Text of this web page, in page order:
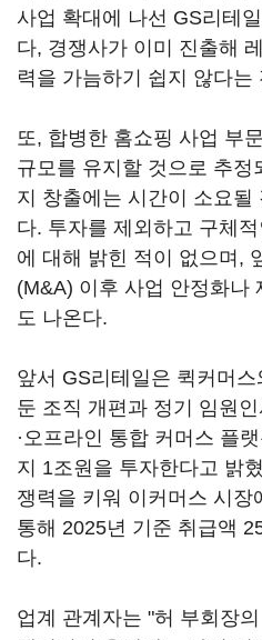
사업 확대에 나선 GS리테
다, 경쟁사가 이미 진출해
력을 가늠하기 쉽지 않다는
또, 합병한 홈쇼핑 사업 부
규모를 유지할 것으로 추정
지 창출에는 시간이 소요될
다. 투자를 제외하고 구체
에 대해 밝힌 적이 없으며,
(M&A) 이후 사업 안정화나
도 나온다.
앞서 GS리테일은 퀵커머
둔 조직 개편과 정기 임원
·오프라인 통합 커머스 플
지 1조원을 투자한다고 밝
쟁력을 키워 이커머스 시장
통해 2025년 기준 취급액
다.
업계 관계자는 "허 부회장